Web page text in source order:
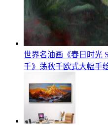
世界名油画《春日时光
千》荡秋千欧式大幅手